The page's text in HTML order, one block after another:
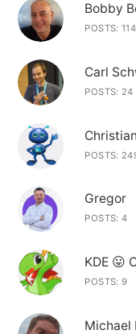
Bobby
POSTS:
Carl
POSTS: 24
POSTS:
Gregor
POSTS: 4
KDE 😛
POSTS: 9
Michael